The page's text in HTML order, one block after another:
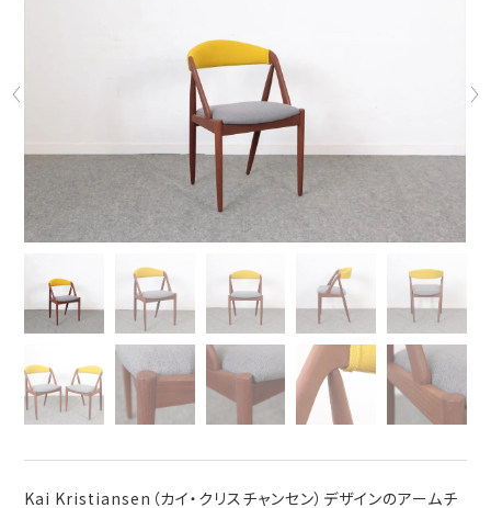
Kai Kristiansen（カイ・クリスチャンセン）デザインのアームチ